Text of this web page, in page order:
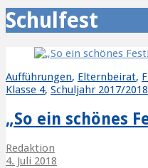
Schulfest
Aufführungen, Elternbeirat,
Klasse 4, Schuljahr 2017/2018
„So ein schönes
Redaktion
4. Juli 2018